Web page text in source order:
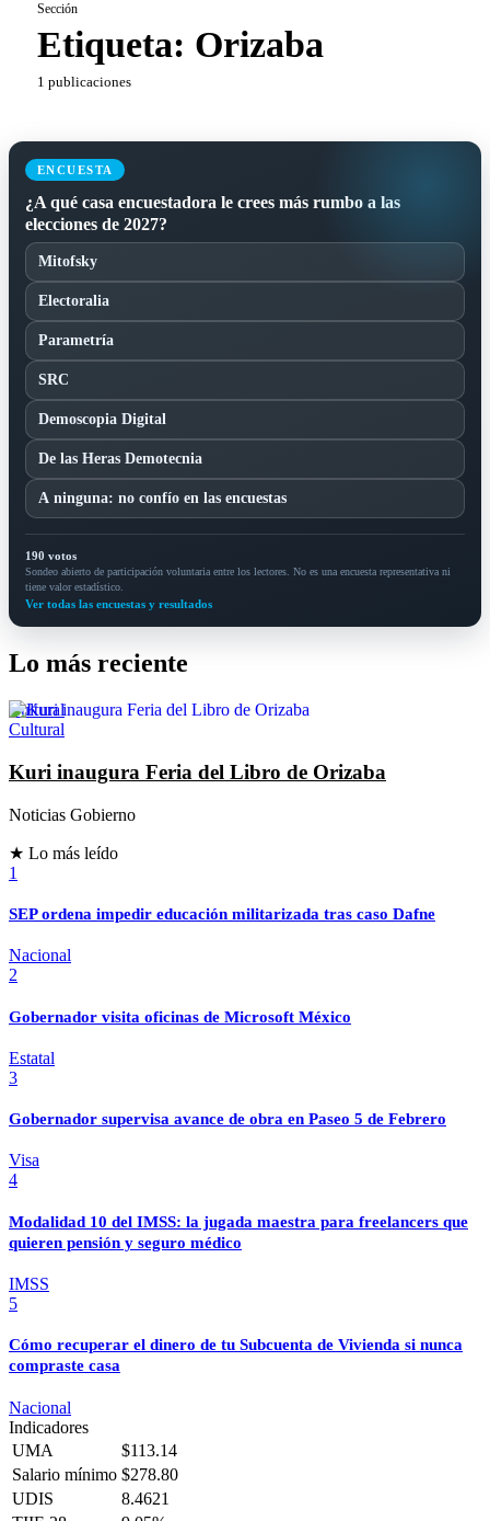
Sección
Etiqueta: Orizaba
1 publicaciones
ENCUESTA
¿A qué casa encuestadora le crees más rumbo a las
elecciones de 2027?
Mitofsky
Electoralia
Parametría
SRC
Demoscopia Digital
De las Heras Demotecnia
A ninguna: no confío en las encuestas
190 votos
Sondeo abierto de participación voluntaria entre los lectores. No es una encuesta representativa ni
tiene valor estadístico.
Ver todas las encuestas y resultados
Lo más reciente
Cultural
Cultural
Kuri inaugura Feria del Libro de Orizaba
Noticias Gobierno
★ Lo más leído
1
SEP ordena impedir educación militarizada tras caso Dafne
Nacional
2
Gobernador visita oficinas de Microsoft México
Estatal
3
Gobernador supervisa avance de obra en Paseo 5 de Febrero
Visa
4
Modalidad 10 del IMSS: la jugada maestra para freelancers que
quieren pensión y seguro médico
IMSS
5
Cómo recuperar el dinero de tu Subcuenta de Vivienda si nunca
compraste casa
Nacional
Indicadores
UMA
$113.14
Salario mínimo $278.80
UDIS
8.4621